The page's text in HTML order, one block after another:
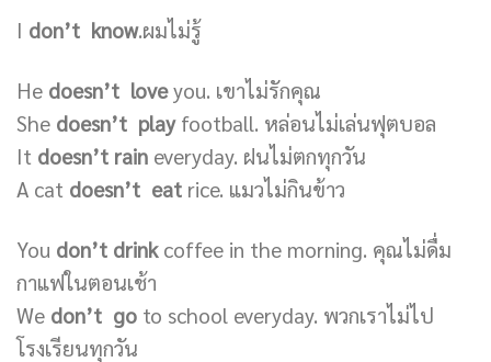
I don’t know.ผมไม่รู้
He doesn’t loveyou. เขาไม่รักคุณ
She doesn’t playfootball. หล่อนไม่เล่นฟุตบอล
It doesn’t rain everyday. ฝนไม่ตกทุกวัน
A cat doesn’t eat rice. แมวไม่กินข้าว
You don’t drinkcoffee in the morning. คุณไม่ดื่ม
กาแฟในตอนเช้า
We don’t go to school everyday. พวกเราไม่ไป
โรงเรียนทุกวัน